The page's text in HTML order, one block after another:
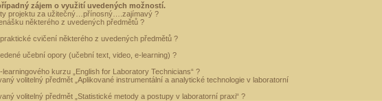
zájem o využití uvedených možností.
projektu za užitečný…přínosný….zajímavý ?
některého z uvedených předmětů ?
cvičení některého z uvedených předmětů ?
učební opory (učební text, video, e-learning) ?
kurzu „English for Laboratory Technicians“ ?
volitelný předmět „Aplikované instrumentální a analytické technologie v laboratorní
volitelný předmět „Statistické metody a postupy v laboratorní praxi“ ?